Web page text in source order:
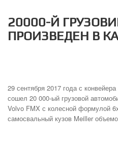
20000-Й
ПРОИЗВЕДЕН В
29 сентября 2017 года с
сошел 20 000-ый грузовой
Volvo FMX с колесной формулой
самосвальный кузов Meiller